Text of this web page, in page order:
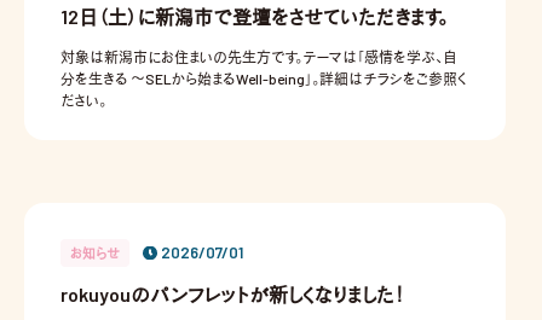
12日（土）に新潟市で登壇をさせていただきます。
対象は新潟市にお住まいの先生方です。テーマは「感情を学ぶ、自
分を生きる ～SELから始まるWell-being」。詳細はチラシをご参照く
ださい。
お知らせ 2026/07/01
rokuyouのパンフレットが新しくなりました！